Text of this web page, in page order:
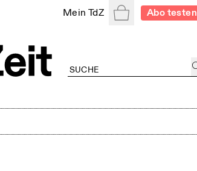
Mein TdZ WarenkorbAbo testen